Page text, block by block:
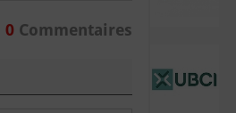
0Commentaires